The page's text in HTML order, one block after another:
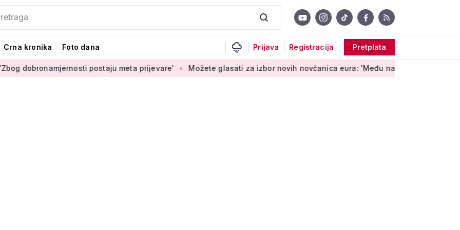
Crna kronika Foto dana Prijava Registracija Pretplata
postaju meta prijevare' Možete glasati za izbor novih novčanica eura: 'Među najopipljivijim su izrazima